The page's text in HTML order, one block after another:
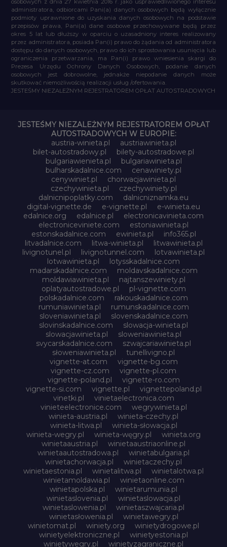
osobowych z dnia 27 kwietnia 2016 r. jako usprawiedliwionego interesu
administratora, odbiorcami Pani(a) danych osobowych będą wyłącznie
podmioty uprawnione do uzyskania danych osobowych na podstawie
przepisów prawa, Pani(a) dane osobowe przechowywane będą przez
okres 5 lat lub dłuższy w oparciu o uzasadniony interes realizowany
przez administratora, posiada Pan(i) prawo do żądania od administratora
dostępu do danych osobowych, prawo do ich sprostowania usunięcia lub
ograniczenia przetwarzania, ma Pan(i) prawo wniesienia skargi do
Prezesa Urzędu Ochrony Danych Osobowych, podanie danych
osobowych jest dobrowolne, jednakże niepodanie danych może
skutkować niemożliwością realizacji usług /ofertowania.
JESTEŚMY NIEZALEŻNYM REJESTRATOREM OPŁAT AUTOSTRADOWYCH
JESTEŚMY NIEZALEŻNYM REJESTRATOREM OPŁAT
AUTOSTRADOWYCH W EUROPIE:
austria-winieta.pl
austriawinieta.pl
bilet-autostradowy.pl
bilety-autostradowe.pl
bulgariawienieta.pl
bulgariawinieta.pl
bulharskadalnice.com
cenawiniety.pl
cenywiniet.pl
chorwacjawinieta.pl
czechywinieta.pl
czechywiniety.pl
dalnicnipoplatky.com
dalnicniznamka.eu
digital-vignette.de
e-vignette.pl
e-winieta.eu
edalnice.org
edalnice.pl
electronicavinieta.com
electroniceviniete.com
estoniawinieta.pl
estonskadalnice.com
ewinieta.pl
info365.pl
litvadalnice.com
litwa-winieta.pl
litwawinieta.pl
livignotunel.pl
livignotunnel.com
lotvawinieta.pl
lotwawinieta.pl
lotysskadalnice.com
madarskadalnice.com
moldavskadalnice.com
moldawiawinieta.pl
najtanszewiniety.pl
oplatyautostradowe.pl
pl-vignette.com
polskadalnice.com
rakouskadalnice.com
rumuniawinieta.pl
rumunskadalnice.com
sloveniawinieta.pl
slovenskadalnice.com
slovinskadalnice.com
slowacja-winieta.pl
slowacjawinieta.pl
sloweniawinieta.pl
svycarskadalnice.com
szwajcariawinieta.pl
słoweniawinieta.pl
tunellivigno.pl
vignette-at.com
vignette-bg.com
vignette-cz.com
vignette-pl.com
vignette-poland.pl
vignette-ro.com
vignette-si.com
vignette.pl
vignettepoland.pl
vinetki.pl
vinietaelectronica.com
vinieteelectronice.com
wegrywinieta.pl
winieta-austria.pl
winieta-czechy.pl
winieta-litwa.pl
winieta-słowacja.pl
winieta-wegry.pl
winieta-węgry.pl
winieta.org
winietaaustria.pl
winietaaustriaonline.pl
winietaautostradowa.pl
winietabulgaria.pl
winietachorwacja.pl
winietaczechy.pl
winietaestonia.pl
winietalitwa.pl
winietalotwa.pl
winietamoldawia.pl
winietaonline.com
winietapolska.pl
winietarumunia.pl
winietaslovenia.pl
winietaslowacja.pl
winietaslowenia.pl
winietaszwajcaria.pl
winietasłowenia.pl
winietawegry.pl
winietomat.pl
winiety.org
winietydrogowe.pl
winietyelektroniczne.pl
winietyestonia.pl
winietywegry.pl
winietyzagraniczne.pl